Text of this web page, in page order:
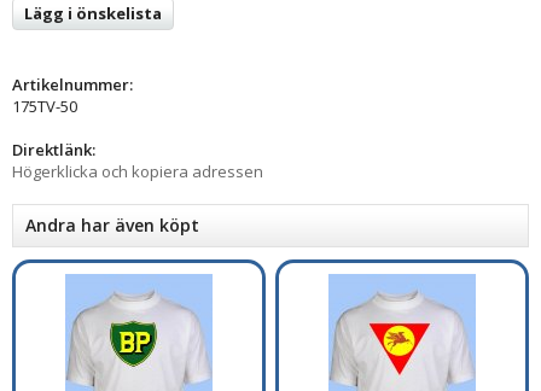
Lägg i önskelista
Artikelnummer:
175TV-50
Direktlänk:
Högerklicka och kopiera adressen
Andra har även köpt